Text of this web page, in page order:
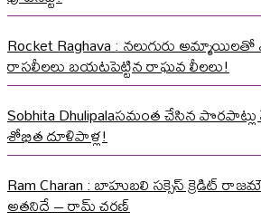
Rocket Raghava : నలుగురు
రాసలీలలు బయటపెట్టిన రాఘవ లీలలు!
Sobhita Dhulipalaసమంత చేసిన
శోభిత దూళిపాళ్ల!
Ram Charan : బాహుబలి సక్సెస్ క్రెడిట్
అతనిదే – రామ్ చరణ్